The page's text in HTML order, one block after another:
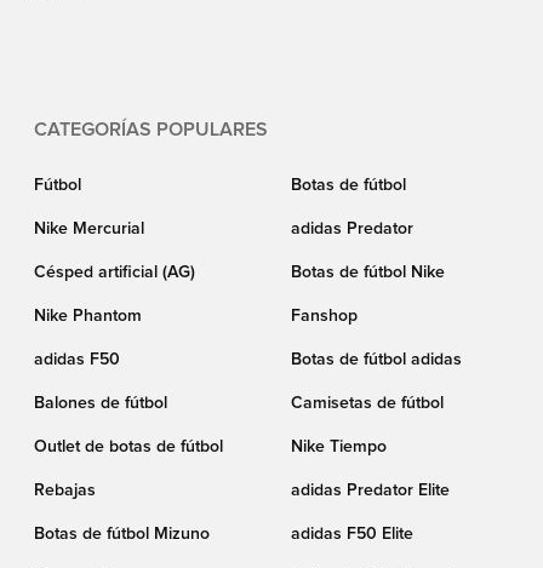
CATEGORÍAS POPULARES
Fútbol Botas de fútbol
Nike Mercurial adidas Predator
Césped artificial (AG) Botas de fútbol Nike
Nike Phantom Fanshop
adidas F50 Botas de fútbol adidas
Balones de fútbol Camisetas de fútbol
Outlet de botas de fútbol Nike Tiempo
Rebajas adidas Predator Elite
Botas de fútbol Mizuno adidas F50 Elite